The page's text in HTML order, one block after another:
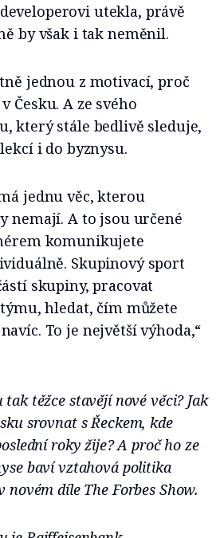
utekla, právě
by však i tak neměnil.
jednou z motivací, proč
Česku. A ze svého
který stále bedlivě sleduje,
i do byznysu.
jednu věc, kterou
nemají. A to jsou určené
komunikujete
Skupinový sport
skupiny, pracovat
hledat, čím můžete
To je největší výhoda,“
tak těžce stavějí nové věci? Jak
srovnat s Řeckem, kde
roky žije? A proč ho ze
baví vztahová politika
novém díle The Forbes Show.